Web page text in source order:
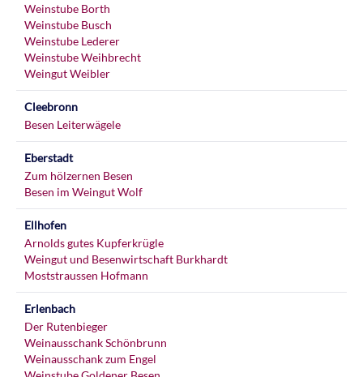
Weinstube Borth
Weinstube Busch
Weinstube Lederer
Weinstube Weihbrecht
Weingut Weibler
Cleebronn
Besen Leiterwägele
Eberstadt
Zum hölzernen Besen
Besen im Weingut Wolf
Ellhofen
Arnolds gutes Kupferkrügle
Weingut und Besenwirtschaft Burkhardt
Moststraussen Hofmann
Erlenbach
Der Rutenbieger
Weinausschank Schönbrunn
Weinausschank zum Engel